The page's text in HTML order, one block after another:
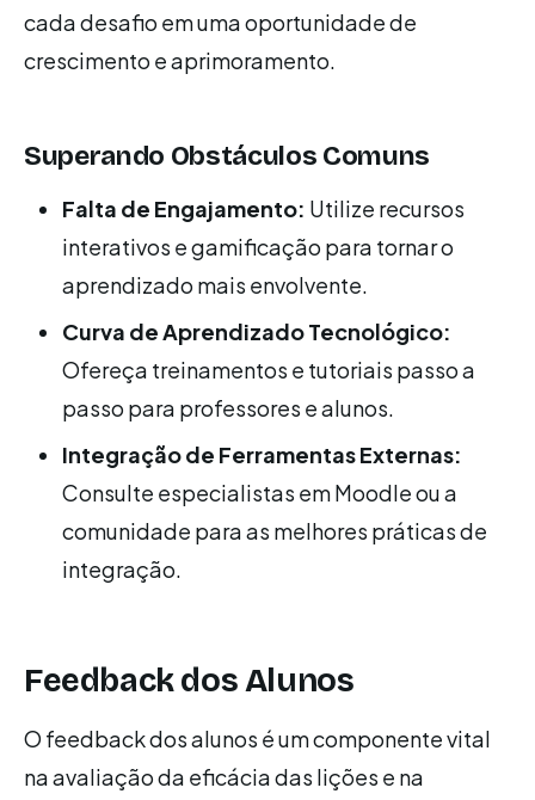
cada desafio em uma oportunidade de
crescimento e aprimoramento.
Superando Obstáculos Comuns
Falta de Engajamento: Utilize recursos
interativos e gamificação para tornar o
aprendizado mais envolvente.
Curva de Aprendizado Tecnológico:
Ofereça treinamentos e tutoriais passo a
passo para professores e alunos.
Integração de Ferramentas Externas:
Consulte especialistas em Moodle ou a
comunidade para as melhores práticas de
integração.
Feedback dos Alunos
O feedback dos alunos é um componente vital
na avaliação da eficácia das lições e na